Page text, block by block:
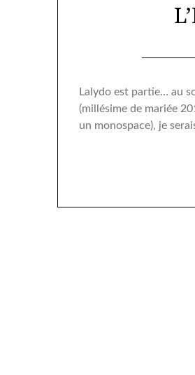
Lalydo est partie… au
(millésime de mariée
un monospace), je